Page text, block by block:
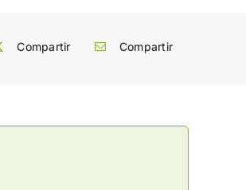
Compartir Compartir